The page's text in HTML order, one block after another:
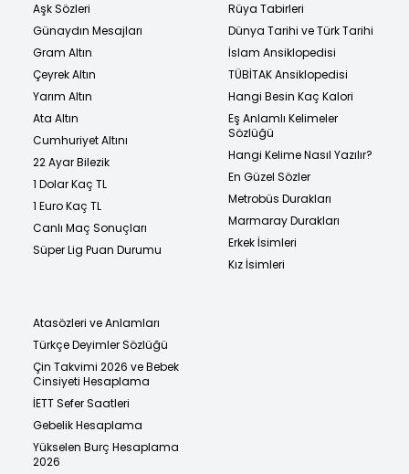
Aşk Sözleri
Günaydın Mesajları
Gram Altın
Çeyrek Altın
Yarım Altın
Ata Altın
Cumhuriyet Altını
22 Ayar Bilezik
1 Dolar Kaç TL
1 Euro Kaç TL
Canlı Maç Sonuçları
Süper Lig Puan Durumu
Rüya Tabirleri
Dünya Tarihi ve Türk Tarihi
İslam Ansiklopedisi
TÜBİTAK Ansiklopedisi
Hangi Besin Kaç Kalori
Eş Anlamlı Kelimeler
Sözlüğü
Hangi Kelime Nasıl Yazılır?
En Güzel Sözler
Metrobüs Durakları
Marmaray Durakları
Erkek İsimleri
Kız İsimleri
Atasözleri ve Anlamları
Türkçe Deyimler Sözlüğü
Çin Takvimi 2026 ve Bebek
Cinsiyeti Hesaplama
İETT Sefer Saatleri
Gebelik Hesaplama
Yükselen Burç Hesaplama
2026